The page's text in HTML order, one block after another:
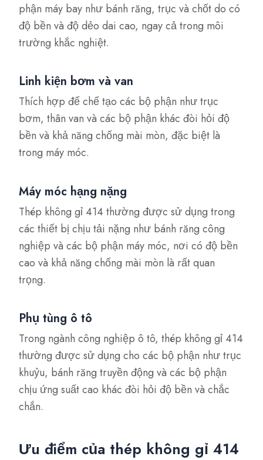
phận máy bay như bánh răng, trục và chốt do có
độ bền và độ dẻo dai cao, ngay cả trong môi
trường khắc nghiệt.
Linh kiện bơm và van
Thích hợp để chế tạo các bộ phận như trục
bơm, thân van và các bộ phận khác đòi hỏi độ
bền và khả năng chống mài mòn, đặc biệt là
trong máy móc.
Máy móc hạng nặng
Thép không gỉ 414 thường được sử dụng trong
các thiết bị chịu tải nặng như bánh răng công
nghiệp và các bộ phận máy móc, nơi có độ bền
cao và khả năng chống mài mòn là rất quan
trọng.
Phụ tùng ô tô
Trong ngành công nghiệp ô tô, thép không gỉ 414
thường được sử dụng cho các bộ phận như trục
khuỷu, bánh răng truyền động và các bộ phận
chịu ứng suất cao khác đòi hỏi độ bền và chắc
chắn.
Ưu điểm của thép không gỉ 414